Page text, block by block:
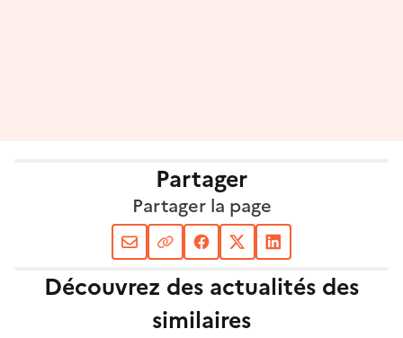
Partager
Partager la page
Découvrez des actualités des
similaires